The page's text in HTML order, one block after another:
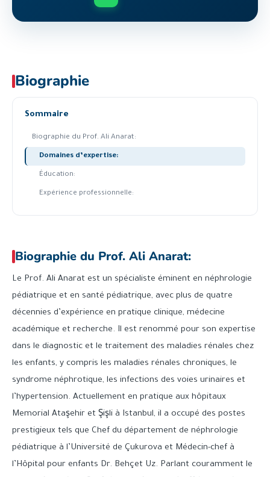
Biographie
Sommaire
Biographie du Prof. Ali Anarat:
Domaines d’expertise:
Éducation:
Expérience professionnelle:
Biographie du Prof. Ali Anarat:
Le Prof. Ali Anarat est un spécialiste éminent en néphrologie
pédiatrique et en santé pédiatrique, avec plus de quatre
décennies d’expérience en pratique clinique, médecine
académique et recherche. Il est renommé pour son expertise
dans le diagnostic et le traitement des maladies rénales chez
les enfants, y compris les maladies rénales chroniques, le
syndrome néphrotique, les infections des voies urinaires et
l’hypertension. Actuellement en pratique aux hôpitaux
Memorial Ataşehir et Şişli à Istanbul, il a occupé des postes
prestigieux tels que Chef du département de néphrologie
pédiatrique à l’Université de Çukurova et Médecin-chef à
l’Hôpital pour enfants Dr. Behçet Uz. Parlant couramment le